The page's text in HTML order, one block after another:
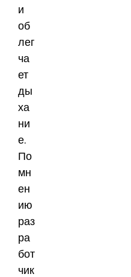
и
об
лег
ча
ет
ды
ха
ни
е.
По
мн
ен
ию
раз
ра
бот
чик